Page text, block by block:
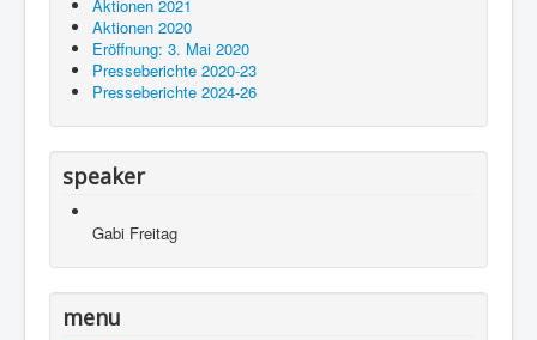
Aktionen 2021
Aktionen 2020
Eröffnung: 3. Mai 2020
Presseberichte 2020-23
Presseberichte 2024-26
speaker
Gabi Freitag
menu